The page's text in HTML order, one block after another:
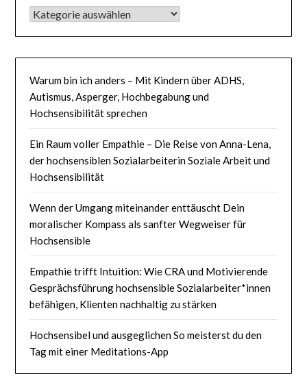
KATEGORIEN
Warum bin ich anders – Mit Kindern über ADHS,
Autismus, Asperger, Hochbegabung und
Hochsensibilität sprechen
Ein Raum voller Empathie – Die Reise von Anna-Lena,
der hochsensiblen Sozialarbeiterin Soziale Arbeit und
Hochsensibilität
Wenn der Umgang miteinander enttäuscht Dein
moralischer Kompass als sanfter Wegweiser für
Hochsensible
Empathie trifft Intuition: Wie CRA und Motivierende
Gesprächsführung hochsensible Sozialarbeiter*innen
befähigen, Klienten nachhaltig zu stärken
Hochsensibel und ausgeglichen So meisterst du den
Tag mit einer Meditations-App